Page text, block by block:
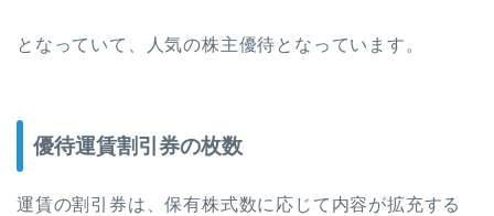
となっていて、人気の株主優待となっています。
優待運賃割引券の枚数
運賃の割引券は、保有株式数に応じて内容が拡充する